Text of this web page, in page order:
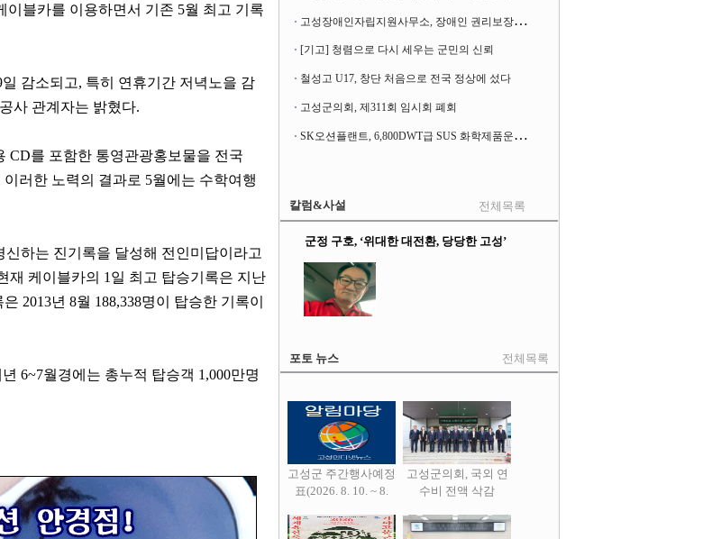
이블카를 이용하면서 기존 5월 최고 기록
일 감소되고, 특히 연휴기간 저녁노을 감
사 관계자는 밝혔다.
CD를 포함한 통영관광홍보물을 전국
이러한 노력의 결과로 5월에는 수학여행
신하는 진기록을 달성해 전인미답이라고
재 케이블카의 1 일 최고 탑승기록은 지난
은 2013년 8월 188,338명이 탑승한 기록이
6~7월경에는 총누적 탑승객 1,000만명
고
성장애인자립지원사무소, 장애인 권리보장 촉구 1인 시위 벌여
[기고] 청렴으로 다시 세우는 군민의 신뢰
철성고 U17, 창단 처음으로 전국 정상에 섰다
고성군의회, 제311회 임시회 폐회
S
K오션플랜트, 6,800DWT급 SUS 화학제품운반선 2척 수주
칼럼&사설 전체목록
군정 구호, ‘위대한 대전환, 당당한 고성’
포토 뉴스 전체목록
고성군 주간행사예정
표(2026. 8. 10. ~ 8.
고성군의회, 국외 연
수비 전액 삭감